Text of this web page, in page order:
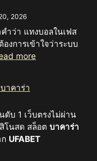
2026
ำว่า แทงบอลในเฟส
งการเข้าใจว่าระบบ
more
บ 1 เว็บตรงไม่ผ่าน
โนสด สล็อต บาคาร่า
UFABET